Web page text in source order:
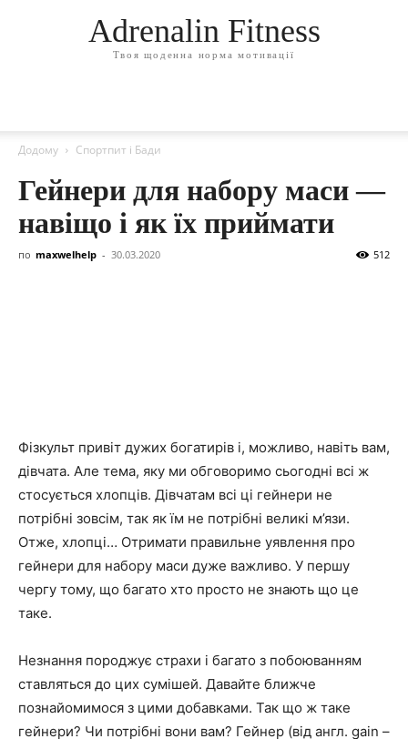
Adrenalin Fitness
Твоя щоденна норма мотивації
Додому Спортпит і Бади
Гейнери для набору маси —
навіщо і як їх приймати
по maxwelhelp - 30.03.2020 512
Фізкульт привіт дужих богатирів і, можливо, навіть вам,
дівчата. Але тема, яку ми обговоримо сьогодні всі ж
стосується хлопців. Дівчатам всі ці гейнери не
потрібні зовсім, так як їм не потрібні великі м’язи.
Отже, хлопці… Отримати правильне уявлення про
гейнери для набору маси дуже важливо. У першу
чергу тому, що багато хто просто не знають що це
таке.
Незнання породжує страхи і багато з побоюванням
ставляться до цих сумішей. Давайте ближче
познайомимося з цими добавками. Так що ж таке
гейнери? Чи потрібні вони вам? Гейнер (від англ. gain –